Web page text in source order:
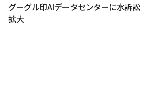
グーグル印AIデータセンターに水訴訟
拡大